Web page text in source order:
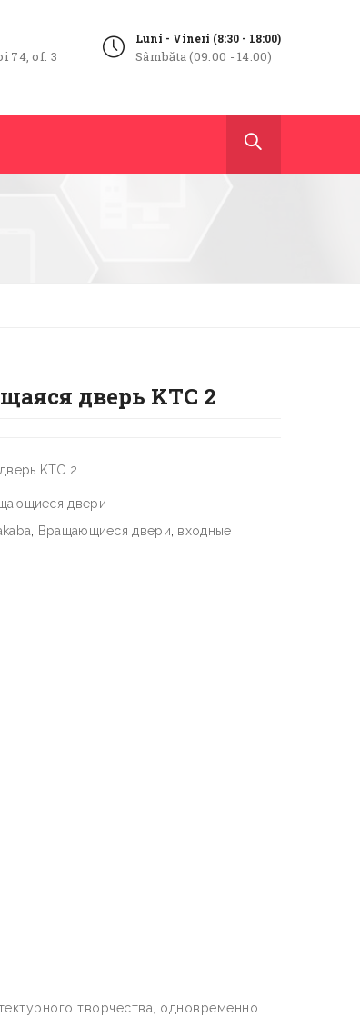
74, of. 3
Luni - Vineri (8:30 - 18:00)
Sâmbăta (09.00 - 14.00)
дверь KTC 2
KTC 2
двери
Вращающиеся двери входные
творчества, одновременно